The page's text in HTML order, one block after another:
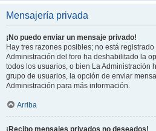
Mensajería privada
¡No puedo enviar un mensaje privado!
Hay tres razones posibles; no está
Administración del foro ha deshabilitado la
todos los usuarios, o bien La Administración
grupo de usuarios, la opción de enviar
Administración para más información.
Arriba
¡Recibo mensajes privados no deseados!